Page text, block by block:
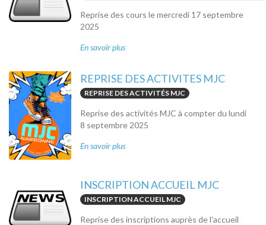
Reprise des cours le mercredi 17 septembre
2025
En savoir plus
REPRISE DES ACTIVITES MJC
REPRISE DES ACTIVITÉS MJC
Reprise des activités MJC à compter du lundi
8 septembre 2025
En savoir plus
INSCRIPTION ACCUEIL MJC
INSCRIPTION ACCUEIL MJC
Reprise des inscriptions auprès de l'accueil